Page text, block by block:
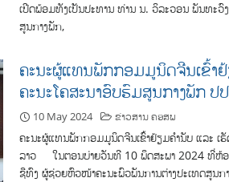
ເປີດພ້ອມທັງເປັນປະທານ ທ່ານ ນ. ວິລະວອນ ພັນທະວົ
ສູນກາງພັກ,
ຄະນະຜູ້ແທນພັກກອມມູນິດຈີນເຂົ້າ
ຄະນະໂຄສະນາອົບຮົມສູນກາງພັກ ປ
10 May 2024 ຂ່າວສານ ຄອສພ
ຄະນະຜູ້ແທນພັກກອມມູນິດຈີນເຂົ້າຢ້ຽມຄຳນັບ ແລະ
ລາວ ໃນຕອນບ່າຍວັນທີ 10 ພຶດສະພາ 2024 ທີ່ຫ້ອ
ຊືທົງ ຜູ້ຊ່ວຍຫົວໜ້າຄະນະພົວພັນການຕ່າງປະເທດສູນ